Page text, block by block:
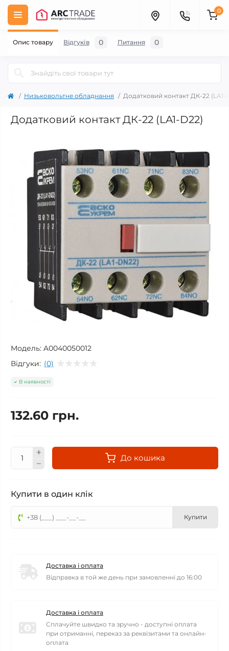
0
Низьковольтне обладнання Додатковий контакт ДК-22 (LA1-
Додатковий контакт ДК-22 (LA1-D22)
Модель: A0040050012
Відгуки: (0)
В наявності
132.60 грн.
До кошика
Купити в один клік
Купити
Доставка і оплата
Відправка в той же день при замовленні до 16:00
Доставка і оплата
Сплачуйте швидко та зручно - доступні оплата
при отриманні, переказ за реквізитами та онлайн-
оплата
Опис товару Відгуків 0 Питання 0